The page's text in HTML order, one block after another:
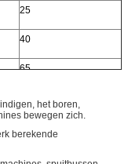
25
40
65
het boren,
bewegen zich.
berekende